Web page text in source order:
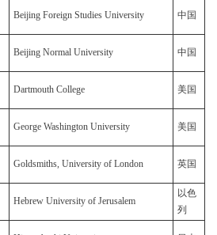
Beijing Foreign Studies University 中国
Beijing Normal University 中国
Dartmouth College 美国
George Washington University 美国
Goldsmiths, University of London 英国
Hebrew University of Jerusalem
以色
列